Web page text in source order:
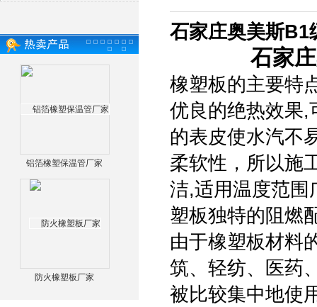
铝箔橡塑保温管厂家
防火橡塑板厂家
石家庄奥美斯B1
石家
橡塑板的主要特
优良的绝热效果,
的表皮使水汽不
柔软性，所以施
洁,适用温度范
塑板独特的阻燃
由于橡塑板材料
筑、轻纺、医药
被比较集中地使